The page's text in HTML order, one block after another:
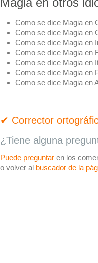
Magia en otros
Como se dice Magia en
Como se dice Magia en
Como se dice Magia en
Como se dice Magia en
Como se dice Magia en
Como se dice Magia en
Como se dice Magia en
✔ Corrector
¿Tiene alguna
Puede preguntar en los
o volver al buscador de la